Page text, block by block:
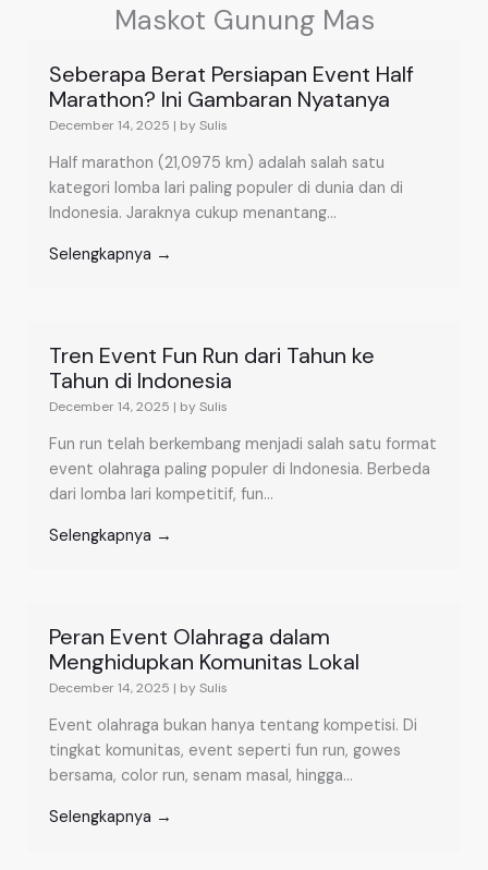
Maskot Gunung Mas
Seberapa Berat Persiapan Event Half
Marathon? Ini Gambaran Nyatanya
December 14, 2025 | by Sulis
Half marathon (21,0975 km) adalah salah satu
kategori lomba lari paling populer di dunia dan di
Indonesia. Jaraknya cukup menantang...
Selengkapnya →
Tren Event Fun Run dari Tahun ke
Tahun di Indonesia
December 14, 2025 | by Sulis
Fun run telah berkembang menjadi salah satu format
event olahraga paling populer di Indonesia. Berbeda
dari lomba lari kompetitif, fun...
Selengkapnya →
Peran Event Olahraga dalam
Menghidupkan Komunitas Lokal
December 14, 2025 | by Sulis
Event olahraga bukan hanya tentang kompetisi. Di
tingkat komunitas, event seperti fun run, gowes
bersama, color run, senam masal, hingga...
Selengkapnya →